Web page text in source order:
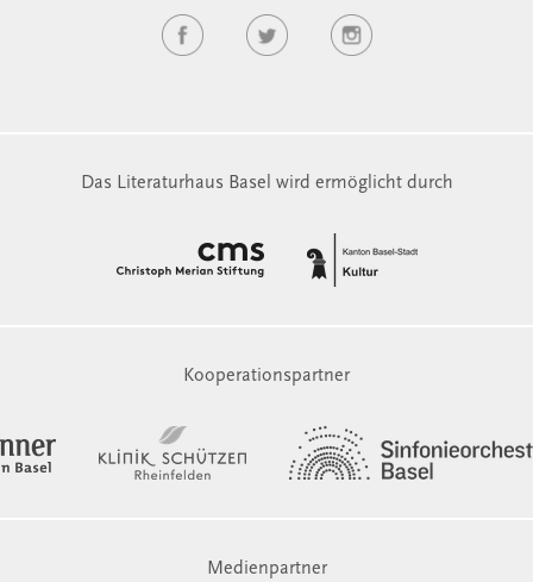
Das Literaturhaus Basel wird ermöglicht durch
Kooperationspartner
Medienpartner